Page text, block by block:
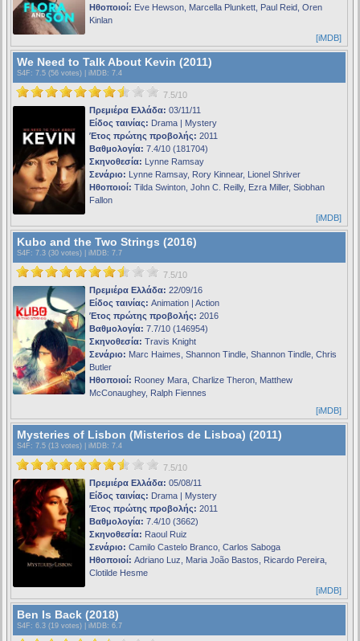
Ηθοποιοί: Eve Hewson, Marcella Plunkett, Paul Reid, Oren
Kinlan
[iMDB]
We Need to Talk About Kevin (2011)
S4F : 7.5 (56 votes) | iMDB: 7.4
7.5/10
Πρεμιέρα Ελλάδα: 03/11/11
Είδος ταινίας: Drama | Mystery
Έτος πρώτης προβολής: 2011
Βαθμολογία: 7.4/10 (181704)
Σκηνοθεσία: Lynne Ramsay
Σενάριο: Lynne Ramsay, Rory Kinnear, Lionel Shriver
Ηθοποιοί: Tilda Swinton, John C. Reilly, Ezra Miller, Siobhan
Fallon
[iMDB]
Kubo and the Two Strings (2016)
S4F : 7.3 (30 votes) | iMDB: 7.7
7.5/10
Πρεμιέρα Ελλάδα: 22/09/16
Είδος ταινίας: Animation | Action
Έτος πρώτης προβολής: 2016
Βαθμολογία: 7.7/10 (146954)
Σκηνοθεσία: Travis Knight
Σενάριο: Marc Haimes, Shannon Tindle, Shannon Tindle, Chris
Butler
Ηθοποιοί: Rooney Mara, Charlize Theron, Matthew
McConaughey, Ralph Fiennes
[iMDB]
Mysteries of Lisbon (Misterios de Lisboa) (2011)
S4F : 7.5 (13 votes) | iMDB: 7.4
7.5/10
Πρεμιέρα Ελλάδα: 05/08/11
Είδος ταινίας: Drama | Mystery
Έτος πρώτης προβολής: 2011
Βαθμολογία: 7.4/10 (3662)
Σκηνοθεσία: Raoul Ruiz
Σενάριο: Camilo Castelo Branco, Carlos Saboga
Ηθοποιοί: Adriano Luz, Maria João Bastos, Ricardo Pereira,
Clotilde Hesme
[iMDB]
Ben Is Back (2018)
S4F : 6.3 (19 votes) | iMDB: 6.7